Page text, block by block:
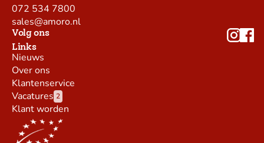
072 534 7800
sales@amoro.nl
Volg ons
Links
Nieuws
Over ons
Klantenservice
Vacatures 2
Klant worden